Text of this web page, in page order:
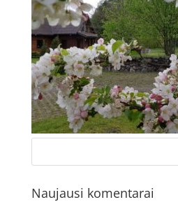
Naujausi komentarai